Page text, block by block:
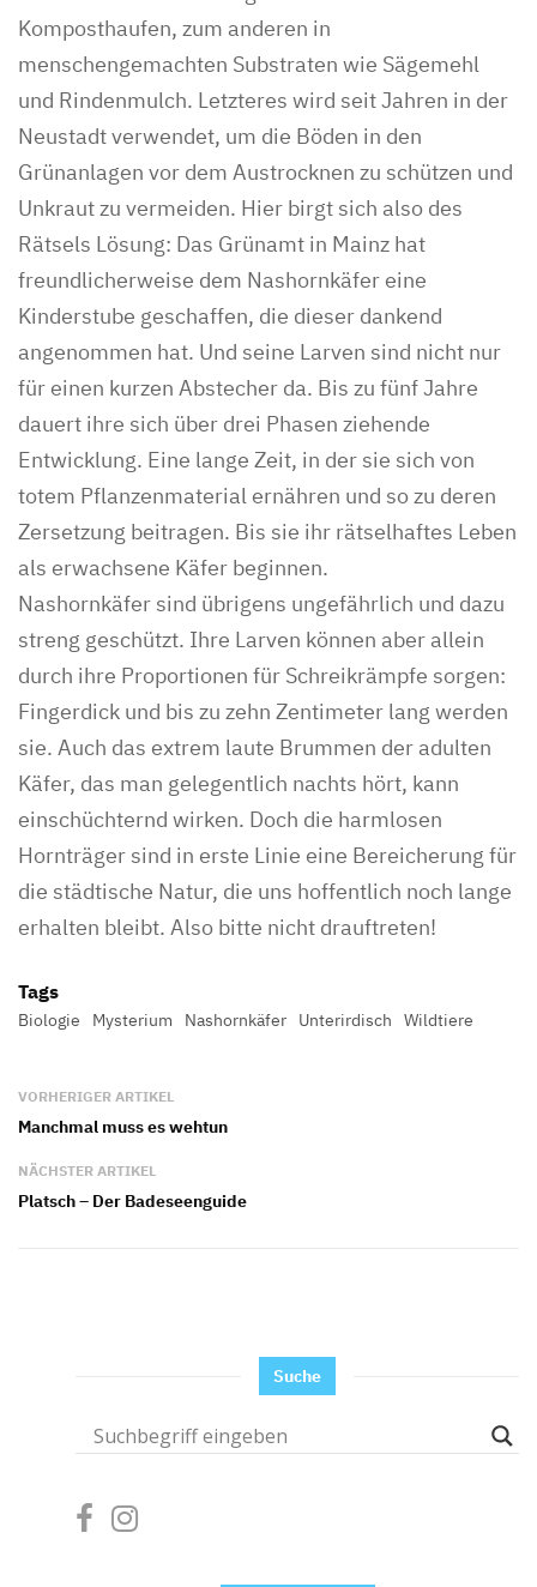
Komposthaufen, zum anderen in
menschengemachten Substraten wie Sägemehl
und Rindenmulch. Letzteres wird seit Jahren in der
Neustadt verwendet, um die Böden in den
Grünanlagen vor dem Austrocknen zu schützen und
Unkraut zu vermeiden. Hier birgt sich also des
Rätsels Lösung: Das Grünamt in Mainz hat
freundlicherweise dem Nashornkäfer eine
Kinderstube geschaffen, die dieser dankend
angenommen hat. Und seine Larven sind nicht nur
für einen kurzen Abstecher da. Bis zu fünf Jahre
dauert ihre sich über drei Phasen ziehende
Entwicklung. Eine lange Zeit, in der sie sich von
totem Pflanzenmaterial ernähren und so zu deren
Zersetzung beitragen. Bis sie ihr rätselhaftes Leben
als erwachsene Käfer beginnen.
Nashornkäfer sind übrigens ungefährlich und dazu
streng geschützt. Ihre Larven können aber allein
durch ihre Proportionen für Schreikrämpfe sorgen:
Fingerdick und bis zu zehn Zentimeter lang werden
sie. Auch das extrem laute Brummen der adulten
Käfer, das man gelegentlich nachts hört, kann
einschüchternd wirken. Doch die harmlosen
Hornträger sind in erste Linie eine Bereicherung für
die städtische Natur, die uns hoffentlich noch lange
erhalten bleibt. Also bitte nicht drauftreten!
Tags
Biologie Mysterium Nashornkäfer Unterirdisch Wildtiere
VORHERIGER ARTIKEL
Manchmal muss es wehtun
NÄCHSTER ARTIKEL
Platsch – Der Badeseenguide
Suche